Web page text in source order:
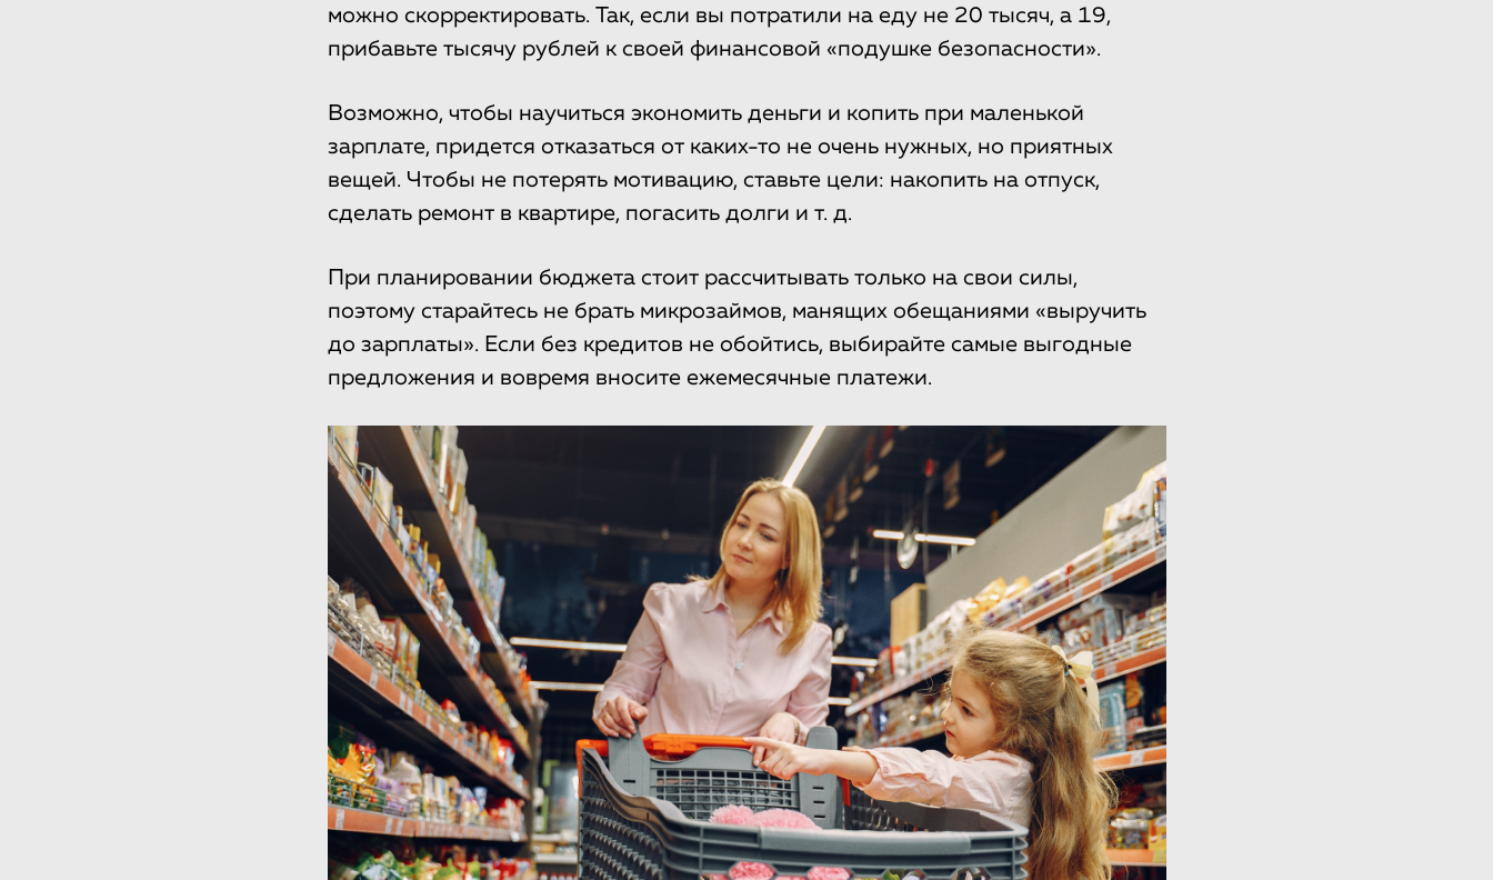
можно скорректировать. Так, если вы потратили на еду не 20 тысяч, а 19,
прибавьте тысячу рублей к своей финансовой «подушке безопасности».
Возможно, чтобы научиться экономить деньги и копить при маленькой
зарплате, придется отказаться от каких-то не очень нужных, но приятных
вещей. Чтобы не потерять мотивацию, ставьте цели: накопить на отпуск,
сделать ремонт в квартире, погасить долги и т. д.
При планировании бюджета стоит рассчитывать только на свои силы,
поэтому старайтесь не брать микрозаймов, манящих обещаниями «выручить
до зарплаты». Если без кредитов не обойтись, выбирайте самые выгодные
предложения и вовремя вносите ежемесячные платежи.